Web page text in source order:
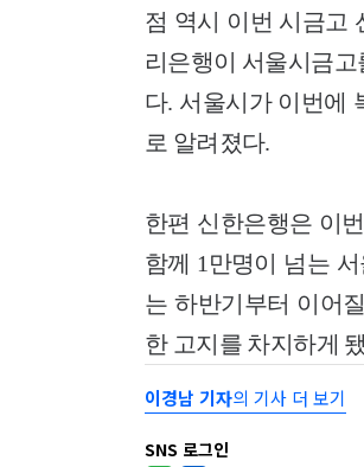
점 역시 이번 시금고
리은행이 서울시금
다. 서울시가 이번에
로 알려졌다.
한편 신한은행은 이
함께 1만명이 넘는
는 하반기부터 이어
한 고지를 차지하게
이경남 기자의 기사 더 보기
SNS 로그인